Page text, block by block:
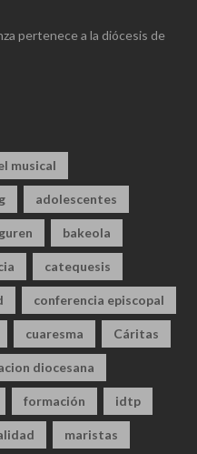
pertenece a la diócesis de
musical
adolescentes
bakeola
catequesis
conferencia episcopal
cuaresma Cáritas
diocesana
formación idtp
maristas